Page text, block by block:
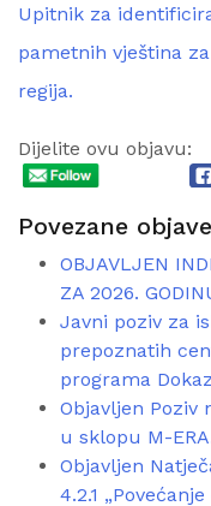
Upitnik za
pametnih vještina
regija.
Dijelite ovu objavu:
Povezane
OBJAVLJEN
ZA 2026.
Javni poziv za
prepoznatih
programa
Objavljen Poziv
u sklopu M-
Objavljen
4.2.1